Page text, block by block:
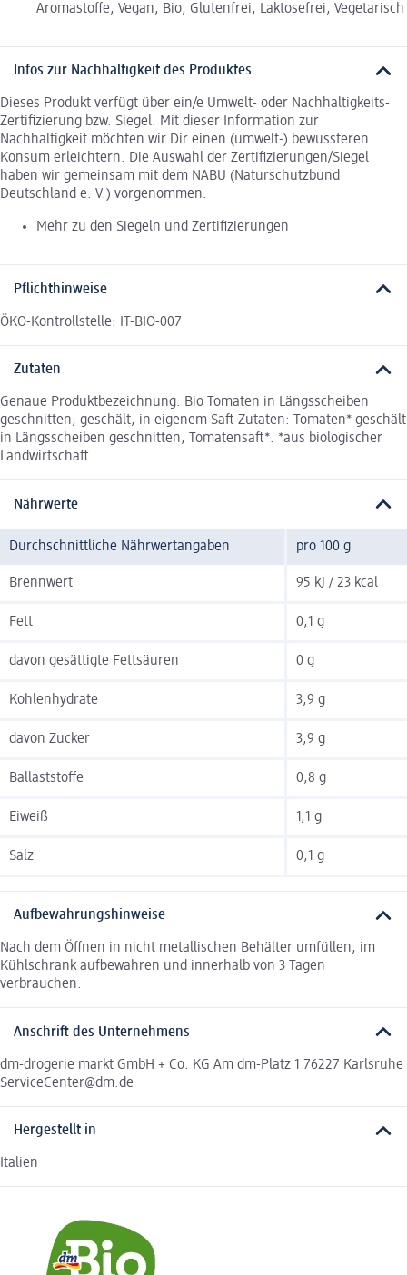
Aromastoffe, Vegan, Bio, Glutenfrei, Laktosefrei, Vegetarisch
Infos zur Nachhaltigkeit des Produktes
Dieses Produkt verfügt über ein/e Umwelt- oder Nachhaltigkeits-
Zertifizierung bzw. Siegel. Mit dieser Information zur
Nachhaltigkeit möchten wir Dir einen (umwelt-) bewussteren
Konsum erleichtern. Die Auswahl der Zertifizierungen/Siegel
haben wir gemeinsam mit dem NABU (Naturschutzbund
Deutschland e. V.) vorgenommen.
Mehr zu den Siegeln und Zertifizierungen
Pflichthinweise
ÖKO-Kontrollstelle: IT-BIO-007
Zutaten
Genaue Produktbezeichnung: Bio Tomaten in Längsscheiben
geschnitten, geschält, in eigenem Saft Zutaten: Tomaten* geschält
in Längsscheiben geschnitten, Tomatensaft*. *aus biologischer
Landwirtschaft
Nährwerte
Durchschnittliche Nährwertangaben pro 100 g
Brennwert 95 kJ / 23 kcal
Fett 0,1 g
davon gesättigte Fettsäuren 0 g
Kohlenhydrate 3,9 g
davon Zucker 3,9 g
Ballaststoffe 0,8 g
Eiweiß 1,1 g
Salz 0,1 g
Aufbewahrungshinweise
Nach dem Öffnen in nicht metallischen Behälter umfüllen, im
Kühlschrank aufbewahren und innerhalb von 3 Tagen
verbrauchen.
Anschrift des Unternehmens
dm-drogerie markt GmbH + Co. KG Am dm-Platz 1 76227 Karlsruhe
ServiceCenter@dm.de
Hergestellt in
Italien